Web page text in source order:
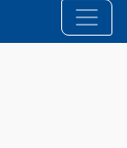
山岳遭難の防